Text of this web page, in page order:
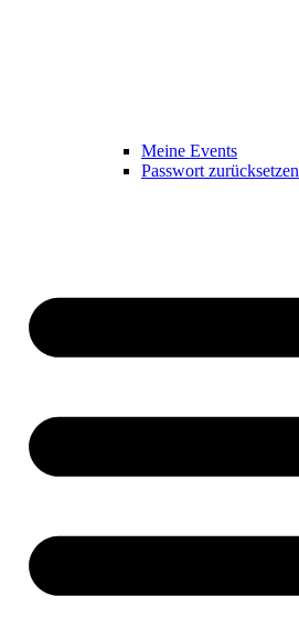
Meine Events
Passwort zurücksetzen